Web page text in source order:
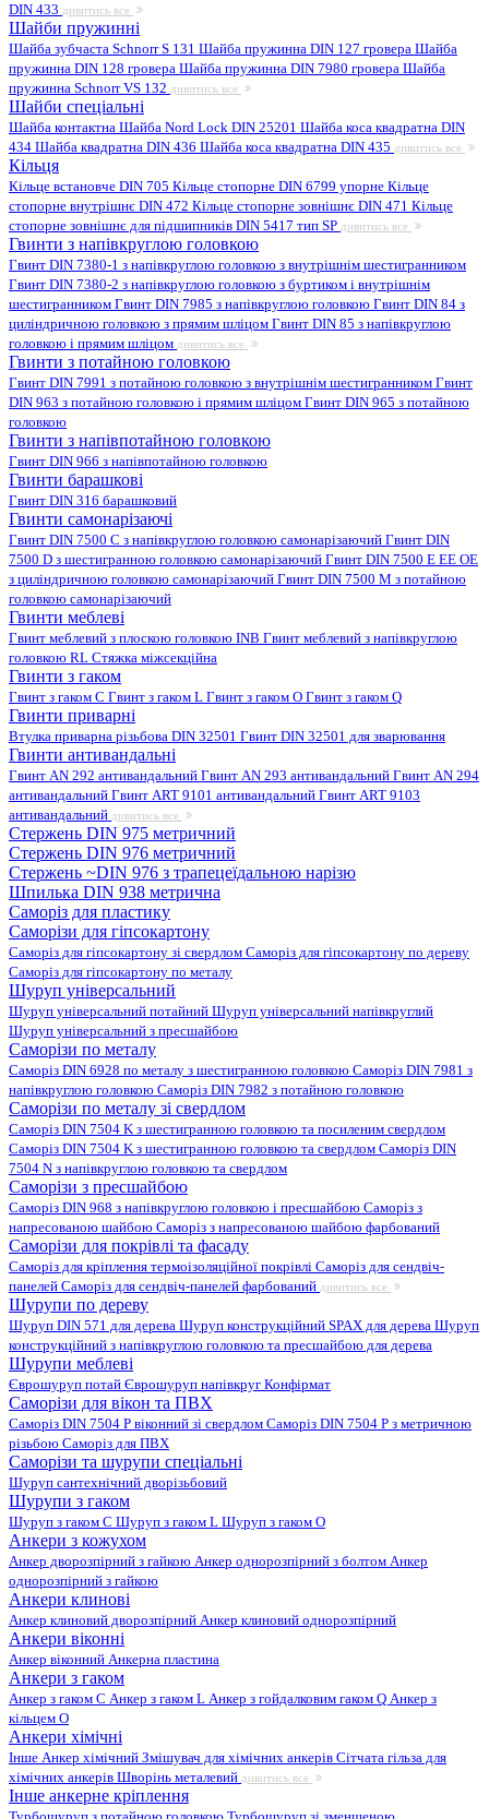
DIN 433 дивитись все
Шайби пружинні
Шайба зубчаста Schnorr S 131 Шайба пружинна DIN 127 гровера Шайба
пружинна DIN 128 гровера Шайба пружинна DIN 7980 гровера Шайба
пружинна Schnorr VS 132 дивитись все
Шайби спеціальні
Шайба контактна Шайба Nord Lock DIN 25201 Шайба коса квадратна DIN
434 Шайба квадратна DIN 436 Шайба коса квадратна DIN 435 дивитись все
Кільця
Кільце встановче DIN 705 Кільце стопорне DIN 6799 упорне Кільце
стопорне внутрішнє DIN 472 Кільце стопорне зовнішнє DIN 471 Кільце
стопорне зовнішнє для підшипників DIN 5417 тип SP дивитись все
Гвинти з напівкруглою головкою
Гвинт DIN 7380-1 з напівкруглою головкою з внутрішнім шестигранником
Гвинт DIN 7380-2 з напівкруглою головкою з буртиком і внутрішнім
шестигранником Гвинт DIN 7985 з напівкруглою головкою Гвинт DIN 84 з
циліндричною головкою з прямим шліцом Гвинт DIN 85 з напівкруглою
головкою і прямим шліцом дивитись все
Гвинти з потайною головкою
Гвинт DIN 7991 з потайною головкою з внутрішнім шестигранником Гвинт
DIN 963 з потайною головкою і прямим шліцом Гвинт DIN 965 з потайною
головкою
Гвинти з напівпотайною головкою
Гвинт DIN 966 з напівпотайною головкою
Гвинти барашкові
Гвинт DIN 316 барашковий
Гвинти самонарізаючі
Гвинт DIN 7500 C з напівкруглою головкою самонарізаючий Гвинт DIN
7500 D з шестигранною головкою самонарізаючий Гвинт DIN 7500 E EE OE
з циліндричною головкою самонарізаючий Гвинт DIN 7500 M з потайною
головкою самонарізаючий
Гвинти меблеві
Гвинт меблевий з плоскою головкою INB Гвинт меблевий з напівкруглою
головкою RL Стяжка міжсекційна
Гвинти з гаком
Гвинт з гаком C Гвинт з гаком L Гвинт з гаком O Гвинт з гаком Q
Гвинти приварні
Втулка приварна різьбова DIN 32501 Гвинт DIN 32501 для зварювання
Гвинти антивандальні
Гвинт AN 292 антивандальний Гвинт AN 293 антивандальний Гвинт AN 294
антивандальний Гвинт ART 9101 антивандальний Гвинт ART 9103
антивандальний дивитись все
Стержень DIN 975 метричний
Стержень DIN 976 метричний
Стержень ~DIN 976 з трапецеїдальною нарізю
Шпилька DIN 938 метрична
Саморіз для пластику
Саморізи для гіпсокартону
Саморіз для гіпсокартону зі свердлом Саморіз для гіпсокартону по дереву
Саморіз для гіпсокартону по металу
Шуруп універсальний
Шуруп універсальний потайний Шуруп універсальний напівкруглий
Шуруп універсальний з пресшайбою
Саморізи по металу
Саморіз DIN 6928 по металу з шестигранною головкою Саморіз DIN 7981 з
напівкруглою головкою Саморіз DIN 7982 з потайною головкою
Саморізи по металу зі свердлом
Саморіз DIN 7504 K з шестигранною головкою та посиленим свердлом
Саморіз DIN 7504 K з шестигранною головкою та свердлом Саморіз DIN
7504 N з напівкруглою головкою та свердлом
Саморізи з пресшайбою
Саморіз DIN 968 з напівкруглою головкою і пресшайбою Саморіз з
напресованою шайбою Саморіз з напресованою шайбою фарбований
Саморізи для покрівлі та фасаду
Саморіз для кріплення термоізоляційної покрівлі Саморіз для сендвіч-
панелей Саморіз для сендвіч-панелей фарбований дивитись все
Шурупи по дереву
Шуруп DIN 571 для дерева Шуруп конструкційний SPAX для дерева Шуруп
конструкційний з напівкруглою головкою та пресшайбою для дерева
Шурупи меблеві
Єврошуруп потай Єврошуруп напівкруг Конфірмат
Саморізи для вікон та ПВХ
Саморіз DIN 7504 P віконний зі свердлом Саморіз DIN 7504 P з метричною
різьбою Саморіз для ПВХ
Саморізи та шурупи спеціальні
Шуруп сантехнічний дворізьбовий
Шурупи з гаком
Шуруп з гаком C Шуруп з гаком L Шуруп з гаком O
Анкери з кожухом
Анкер дворозпірний з гайкою Анкер однорозпірний з болтом Анкер
однорозпірний з гайкою
Анкери клинові
Анкер клиновий дворозпірний Анкер клиновий однорозпірний
Анкери віконні
Анкер віконний Анкерна пластина
Анкери з гаком
Анкер з гаком C Анкер з гаком L Анкер з гойдалковим гаком Q Анкер з
кільцем O
Анкери хімічні
Інше Анкер хімічний Змішувач для хімічних анкерів Сітчата гільза для
хімічних анкерів Шворінь металевий дивитись все
Інше анкерне кріплення